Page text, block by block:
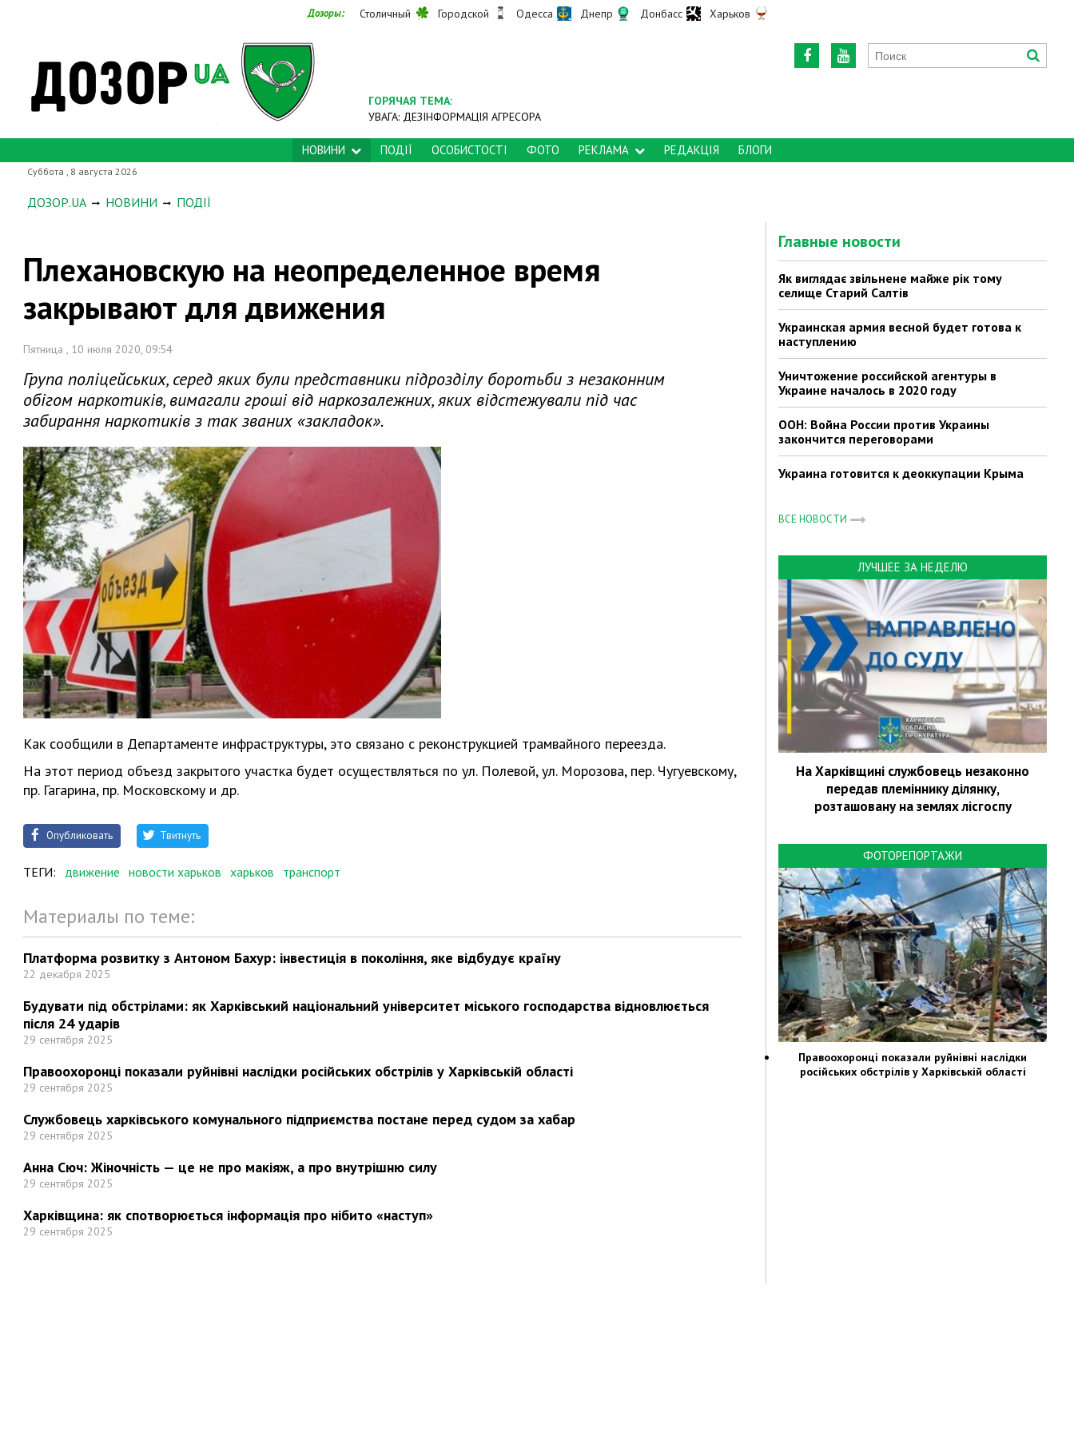
Дозоры: Столичный Городской Одесса Днепр Донбасс Харьков
ГОРЯЧАЯ ТЕМА:
УВАГА: ДЕЗІНФОРМАЦІЯ АГРЕСОРА
НОВИНИ ПОДІЇ ОСОБИСТОСТІ ФОТО РЕКЛАМА РЕДАКЦІЯ БЛОГИ
Суббота , 8 августа 2026
ДОЗОР.UA НОВИНИ ПОДІЇ
Плехановскую на неопределенное время
закрывают для движения
Пятница , 10 июля 2020, 09:54
Група поліцейських, серед яких були представники підрозділу боротьби з незаконним
обігом наркотиків, вимагали гроші від наркозалежних, яких відстежували під час
забирання наркотиків з так званих «закладок».
Как сообщили в Департаменте инфраструктуры, это связано с реконструкцией трамвайного переезда.
На этот период объезд закрытого участка будет осуществляться по ул. Полевой, ул. Морозова, пер. Чугуевскому,
пр. Гагарина, пр. Московскому и др.
Опубликовать Твитнуть
ТЕГИ: движение новости харьков харьков транспорт
Материалы по теме:
Платформа розвитку з Антоном Бахур: інвестиція в покоління, яке відбудує країну
22 декабря 2025
Будувати під обстрілами: як Харківський національний університет міського господарства відновлюється
після 24 ударів
29 сентября 2025
Правоохоронці показали руйнівні наслідки російських обстрілів у Харківській області
29 сентября 2025
Службовець харківського комунального підприємства постане перед судом за хабар
29 сентября 2025
Анна Сюч: Жіночність — це не про макіяж, а про внутрішню силу
29 сентября 2025
Харківщина: як спотворюється інформація про нібито «наступ»
29 сентября 2025
Главные новости
Як виглядає звільнене майже рік тому
селище Старий Салтів
Украинская армия весной будет готова к
наступлению
Уничтожение российской агентуры в
Украине началось в 2020 году
ООН: Война России против Украины
закончится переговорами
Украина готовится к деоккупации Крыма
ВСЕ НОВОСТИ
ЛУЧШЕЕ ЗА НЕДЕЛЮ
На Харківщині службовець незаконно
передав племіннику ділянку,
розташовану на землях лісгоспу
ФОТОРЕПОРТАЖИ
Правоохоронці показали руйнівні наслідки
російських обстрілів у Харківській області